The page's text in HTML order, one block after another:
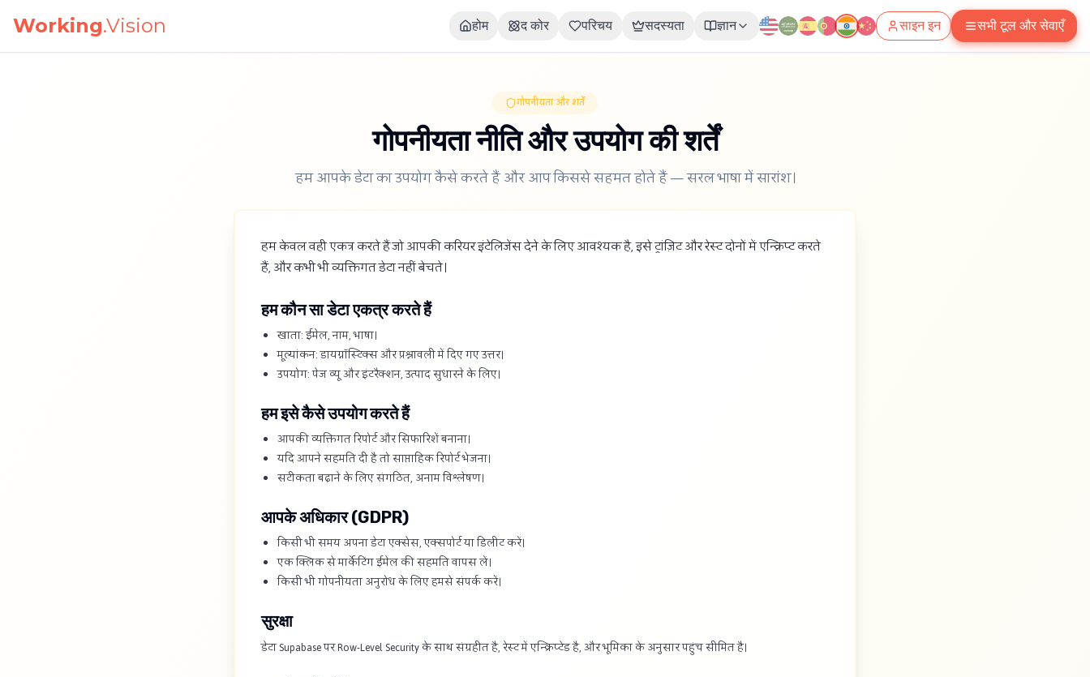
Working.Vision होम द कोर परिचय सदस्यता ज्ञान साइन इन सभी टूल और सेवाएँ
गोपनीयता और शर्तें
गोपनीयता नीति और उपयोग की शर्तें
हम आपके डेटा का उपयोग कैसे करते हैं और आप किससे सहमत होते हैं — सरल भाषा में सारांश।
हम केवल वही एकत्र करते हैं जो आपकी करियर इंटेलिजेंस देने के लिए आवश्यक है, इसे ट्रांज़िट और रेस्ट दोनों में एन्क्रिप्ट करते
हैं, और कभी भी व्यक्तिगत डेटा नहीं बेचते।
हम कौन सा डेटा एकत्र करते हैं
खाता: ईमेल, नाम, भाषा।
मूल्यांकन: डायग्नॉस्टिक्स और प्रश्नावली में दिए गए उत्तर।
उपयोग: पेज व्यू और इंटरैक्शन, उत्पाद सुधारने के लिए।
हम इसे कैसे उपयोग करते हैं
आपकी व्यक्तिगत रिपोर्ट और सिफारिशें बनाना।
यदि आपने सहमति दी है तो साप्ताहिक रिपोर्ट भेजना।
सटीकता बढ़ाने के लिए संगठित, अनाम विश्लेषण।
आपके अधिकार (GDPR)
किसी भी समय अपना डेटा एक्सेस, एक्सपोर्ट या डिलीट करें।
एक क्लिक से मार्केटिंग ईमेल की सहमति वापस लें।
किसी भी गोपनीयता अनुरोध के लिए हमसे संपर्क करें।
सुरक्षा
डेटा Supabase पर Row-Level Security के साथ संग्रहीत है, रेस्ट में एन्क्रिप्टेड है, और भूमिका के अनुसार पहुंच सीमित है।